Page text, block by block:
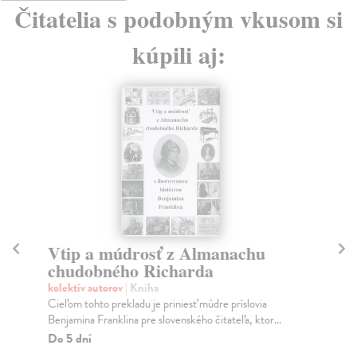
Čitatelia s podobným vkusom si
kúpili aj:
Vtip a múdrosť z Almanachu
chudobného Richarda
kolektív autorov| Kniha
Cieľom tohto prekladu je priniesť múdre príslovia
Benjamina Franklina pre slovenského čitateľa, ktor...
Do 5 dní